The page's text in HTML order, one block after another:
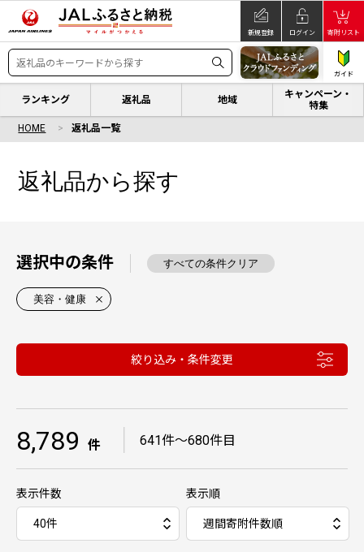
新規登録 ログイン 寄附リスト
ガイド
ランキング 返礼品 地域
キャンペーン・
特集
HOME 返礼品一覧
返礼品から探す
選択中の条件 すべての条件クリア
美容・健康
絞り込み・条件変更
8,789 件 641件〜680件目
表示件数 表示順